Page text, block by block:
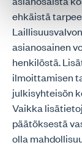
ehkäistä
asianosainen
henkilöstä.
ilmoittamisen
julkisyhteisön
Vaikka
päätöksestä
olla